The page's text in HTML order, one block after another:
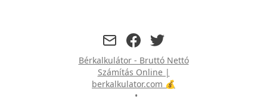
facebooktwitter
Bérkalkulátor - Bruttó Nettó
Számítás Online |
berkalkulator.com 💰
•